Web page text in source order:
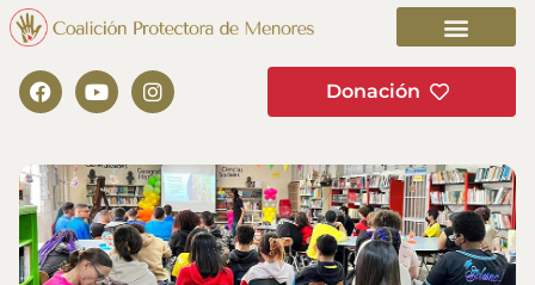
Donación